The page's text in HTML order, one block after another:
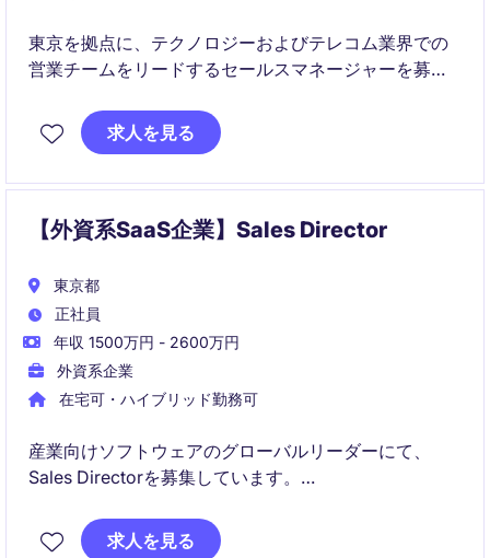
東京を拠点に、テクノロジーおよびテレコム業界での
営業チームをリードするセールスマネージャーを募集
戦略立案と実行を主導し、重要な顧客との関係構築を
担います。
求人を見る
【外資系SaaS企業】Sales Director
東京都
正社員
年収 1500万円 - 2600万円
外資系企業
在宅可・ハイブリッド勤務可
産業向けソフトウェアのグローバルリーダーにて、
Sales Directorを募集しています。
日本市場における営業戦略の立案から組織マネジメン
求人を見る